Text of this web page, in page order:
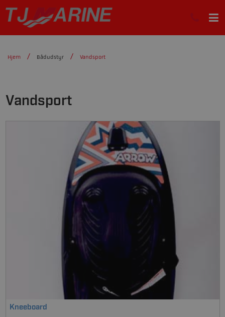
Hjem Bådudstyr Vandsport
Vandsport
Kneeboard